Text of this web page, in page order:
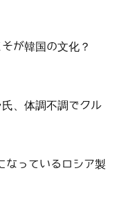
が韓国の文化？
、体調不調でクル
なっているロシア製